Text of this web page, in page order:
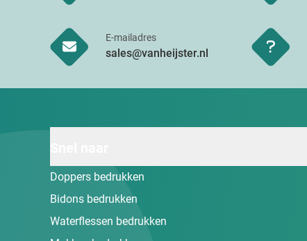
E-mailadres
sales@vanheijster.nl
Doppers bedrukken
Bidons bedrukken
Waterflessen bedrukken